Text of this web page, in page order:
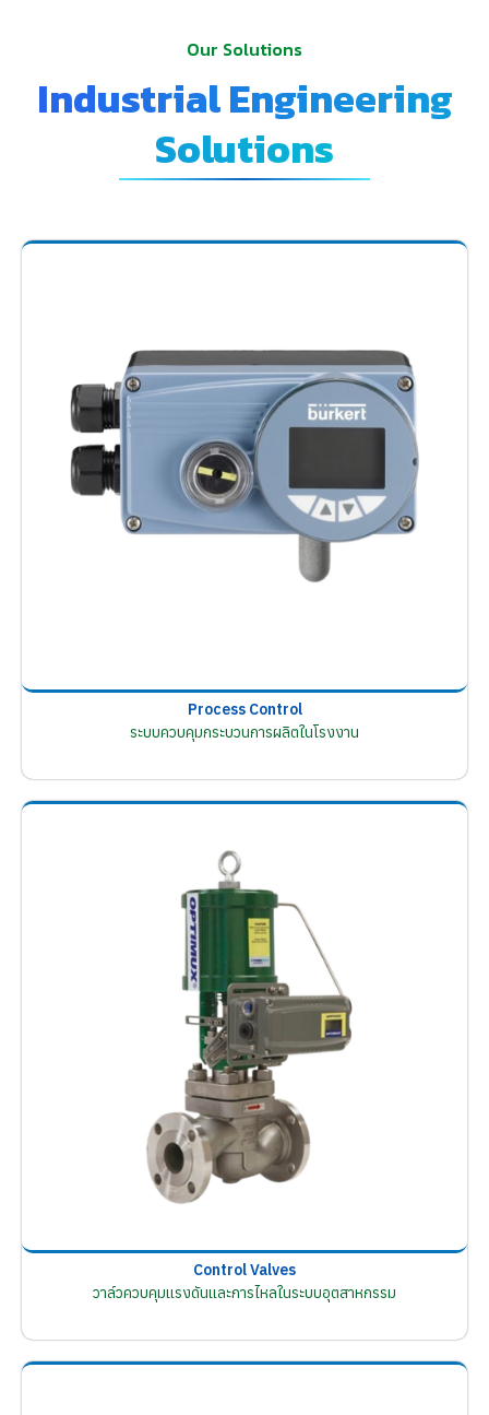
Our Solutions
Industrial Engineering
Solutions
Process Control
ระบบควบคุมกระบวนการผลิตในโรงงาน
Control Valves
วาล์วควบคุมแรงดันและการไหลในระบบอุตสาหกรรม